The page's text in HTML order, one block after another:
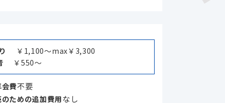
￥1,100～max￥3,300
￥550～
費不要
ための追加費用なし